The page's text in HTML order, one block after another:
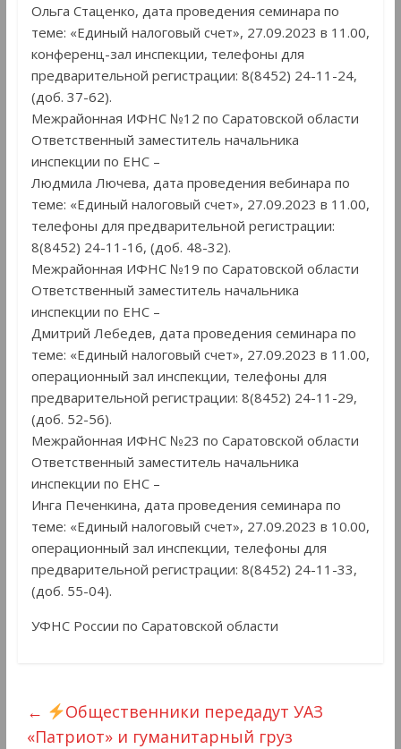
Ольга Стаценко, дата проведения семинара по
теме: «Единый налоговый счет», 27.09.2023 в 11.00,
конференц-зал инспекции, телефоны для
предварительной регистрации: 8(8452) 24-11-24,
(доб. 37-62).
Межрайонная ИФНС №12 по Саратовской области
Ответственный заместитель начальника
инспекции по ЕНС –
Людмила Лючева, дата проведения вебинара по
теме: «Единый налоговый счет», 27.09.2023 в 11.00,
телефоны для предварительной регистрации:
8(8452) 24-11-16, (доб. 48-32).
Межрайонная ИФНС №19 по Саратовской области
Ответственный заместитель начальника
инспекции по ЕНС –
Дмитрий Лебедев, дата проведения семинара по
теме: «Единый налоговый счет», 27.09.2023 в 11.00,
операционный зал инспекции, телефоны для
предварительной регистрации: 8(8452) 24-11-29,
(доб. 52-56).
Межрайонная ИФНС №23 по Саратовской области
Ответственный заместитель начальника
инспекции по ЕНС –
Инга Печенкина, дата проведения семинара по
теме: «Единый налоговый счет», 27.09.2023 в 10.00,
операционный зал инспекции, телефоны для
предварительной регистрации: 8(8452) 24-11-33,
(доб. 55-04).
УФНС России по Саратовской области
←
Общественники передадут УАЗ
«Патриот» и гуманитарный груз